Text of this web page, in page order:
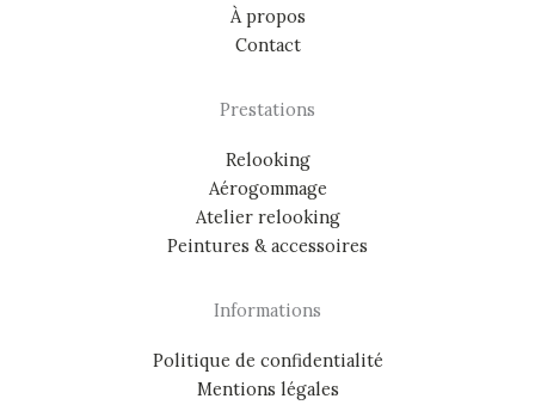
À propos
Contact
Prestations
Relooking
Aérogommage
Atelier relooking
Peintures & accessoires
Informations
Politique de confidentialité
Mentions légales